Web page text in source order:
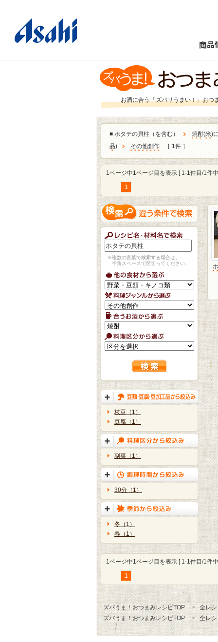
商品
お酒に合う「ズバリうまい！」おつ
■ ホタテの貝柱（を含む） 焼酎(米)
品) その他創作 ［ 1件 ］
1ページ中1ページ目を表示 [ 1-1件目/1件
1
※複数の言葉で検索する場合は、
半角スペースで区切ってください。
枝豆（1）
豆腐（1）
副菜（1）
30分（1）
冬（1）
春（1）
1ページ中1ページ目を表示 [ 1-1件目/1件
1
ズバうま！おつまみレシピTOP 全レ
ズバうま！おつまみレシピTOP
全レ